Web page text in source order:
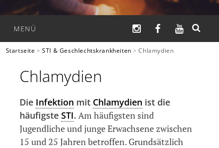
MENÜ INSTAGRAMFACEBOOK
Startseite >STI & Geschlechtskrankheiten >Chlamydien
Chlamydien
Die Infektion mit Chlamydien ist die
häufigste STI. Am häufigsten sind
Jugendliche und junge Erwachsene zwischen
15 und 25 Jahren betroffen. Grundsätzlich